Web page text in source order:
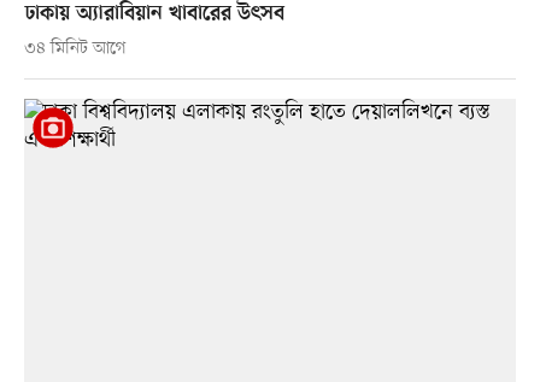
ঢাকায় অ্যারাবিয়ান খাবারের উৎসব
৩৪ মিনিট আগে